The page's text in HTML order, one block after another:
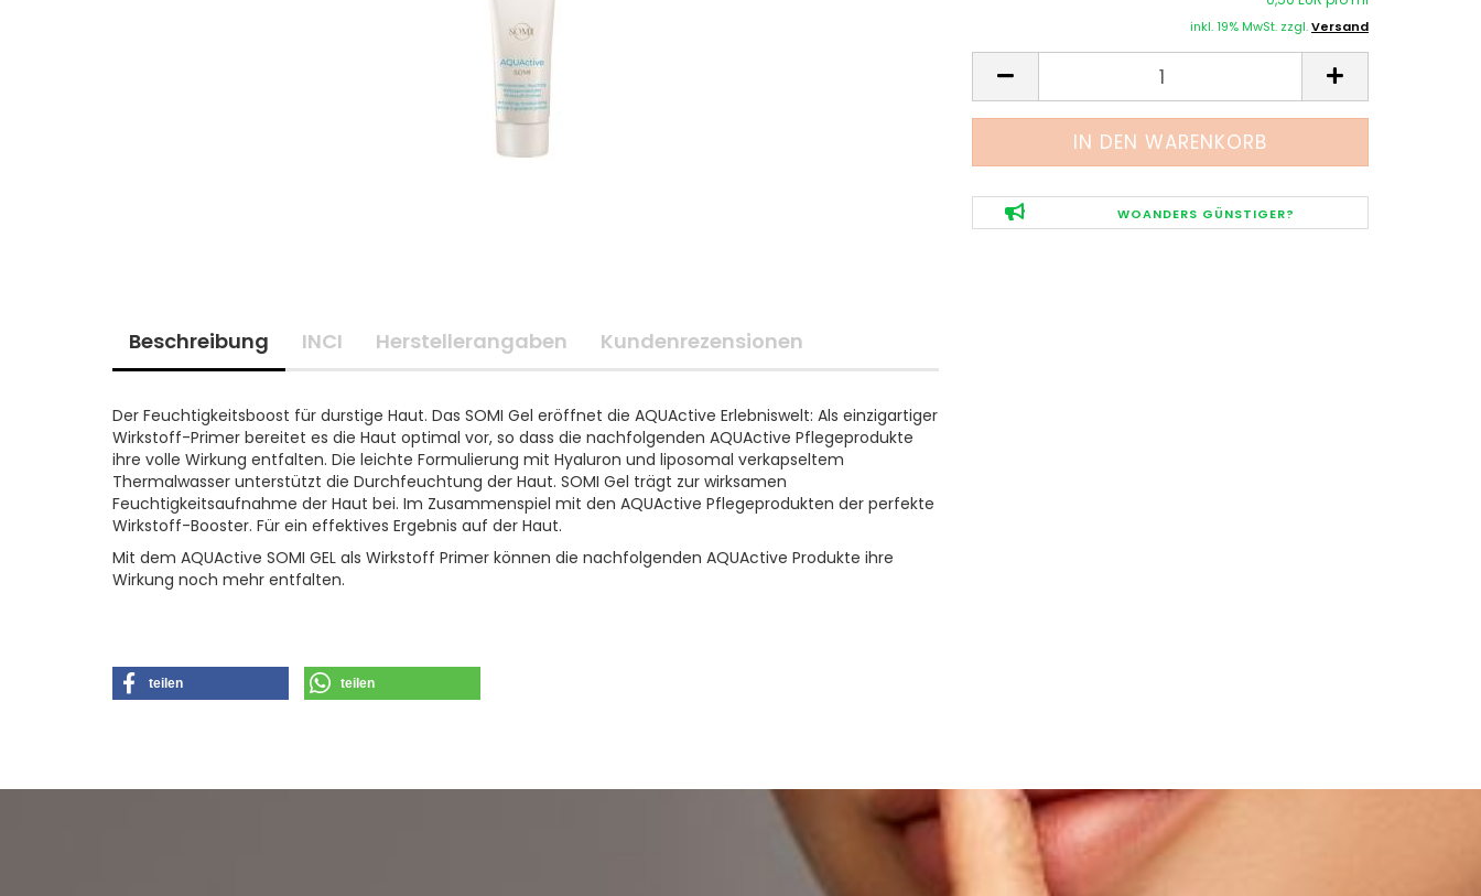
inkl. 19% MwSt. zzgl.Versand
WOANDERS GÜNSTIGER?
Beschreibung INCI Herstellerangaben Kundenrezensionen
Der Feuchtigkeitsboost für durstige Haut. Das SOMI Gel eröffnet die AQUActive Erlebniswelt: Als einzigartiger
Wirkstoff-Primer bereitet es die Haut optimal vor, so dass die nachfolgenden AQUActive Pflegeprodukte
ihre volle Wirkung entfalten. Die leichte Formulierung mit Hyaluron und liposomal verkapseltem
Thermalwasser unterstützt die Durchfeuchtung der Haut. SOMI Gel trägt zur wirksamen
Feuchtigkeitsaufnahme der Haut bei. Im Zusammenspiel mit den AQUActive Pflegeprodukten der perfekte
Wirkstoff-Booster. Für ein effektives Ergebnis auf der Haut.
Mit dem AQUActive SOMI GEL als Wirkstoff Primer können die nachfolgenden AQUActive Produkte ihre
Wirkung noch mehr entfalten.
teilen teilen